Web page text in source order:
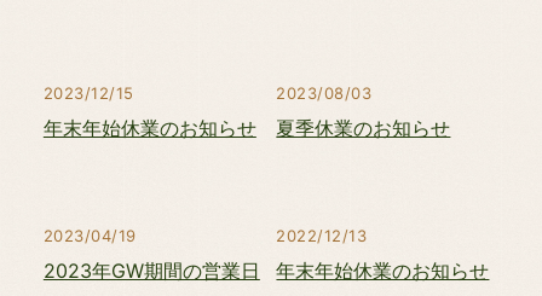
2023/12/15
年末年始休業のお知らせ
2023/08/03
夏季休業のお知らせ
2023/04/19
2023年GW期間の営業日
2022/12/13
年末年始休業のお知らせ